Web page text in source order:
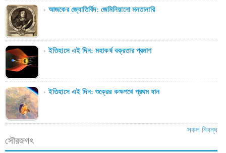
আজকের জ্যোতির্বিদ: জেমিনিয়ানো মনতানারি
ইতিহাসে এই দিন: মহাকর্ষ বক্রতার প্রমাণ
ইতিহাসে এই দিন: শুক্রের কক্ষপথে প্রথম যান
সকল নিবন্ধ
সৌরজগৎ